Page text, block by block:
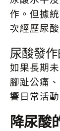
作。但據
次經歷尿酸
尿酸發
如果長期
腳趾公痛
響日常活
降尿酸